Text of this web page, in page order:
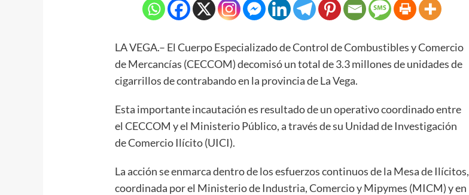
LA VEGA.– El Cuerpo Especializado de Control de Combustibles y Comercio
de Mercancías (CECCOM) decomisó un total de 3.3 millones de unidades de
cigarrillos de contrabando en la provincia de La Vega.
Esta importante incautación es resultado de un operativo coordinado entre
el CECCOM y el Ministerio Público, a través de su Unidad de Investigación
de Comercio Ilícito (UICI).
La acción se enmarca dentro de los esfuerzos continuos de la Mesa de Ilícitos,
coordinada por el Ministerio de Industria, Comercio y Mipymes (MICM) y en